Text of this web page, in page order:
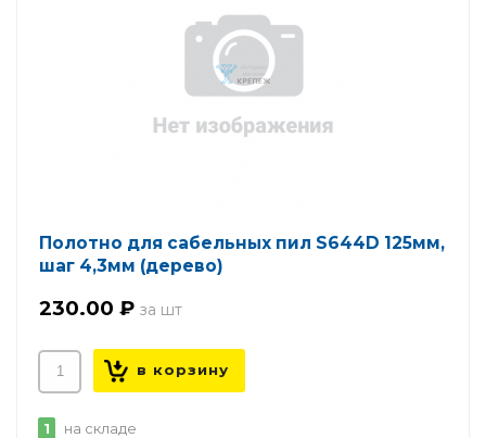
Полотно для сабельных пил S644D 125мм,
шаг 4,3мм (дерево)
230.00 ₽
1 на складе